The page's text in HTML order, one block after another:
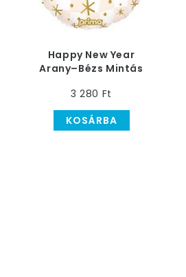
Happy New Year
Arany–Bézs Mintás
cm
3 280 Ft
KOSÁRBA